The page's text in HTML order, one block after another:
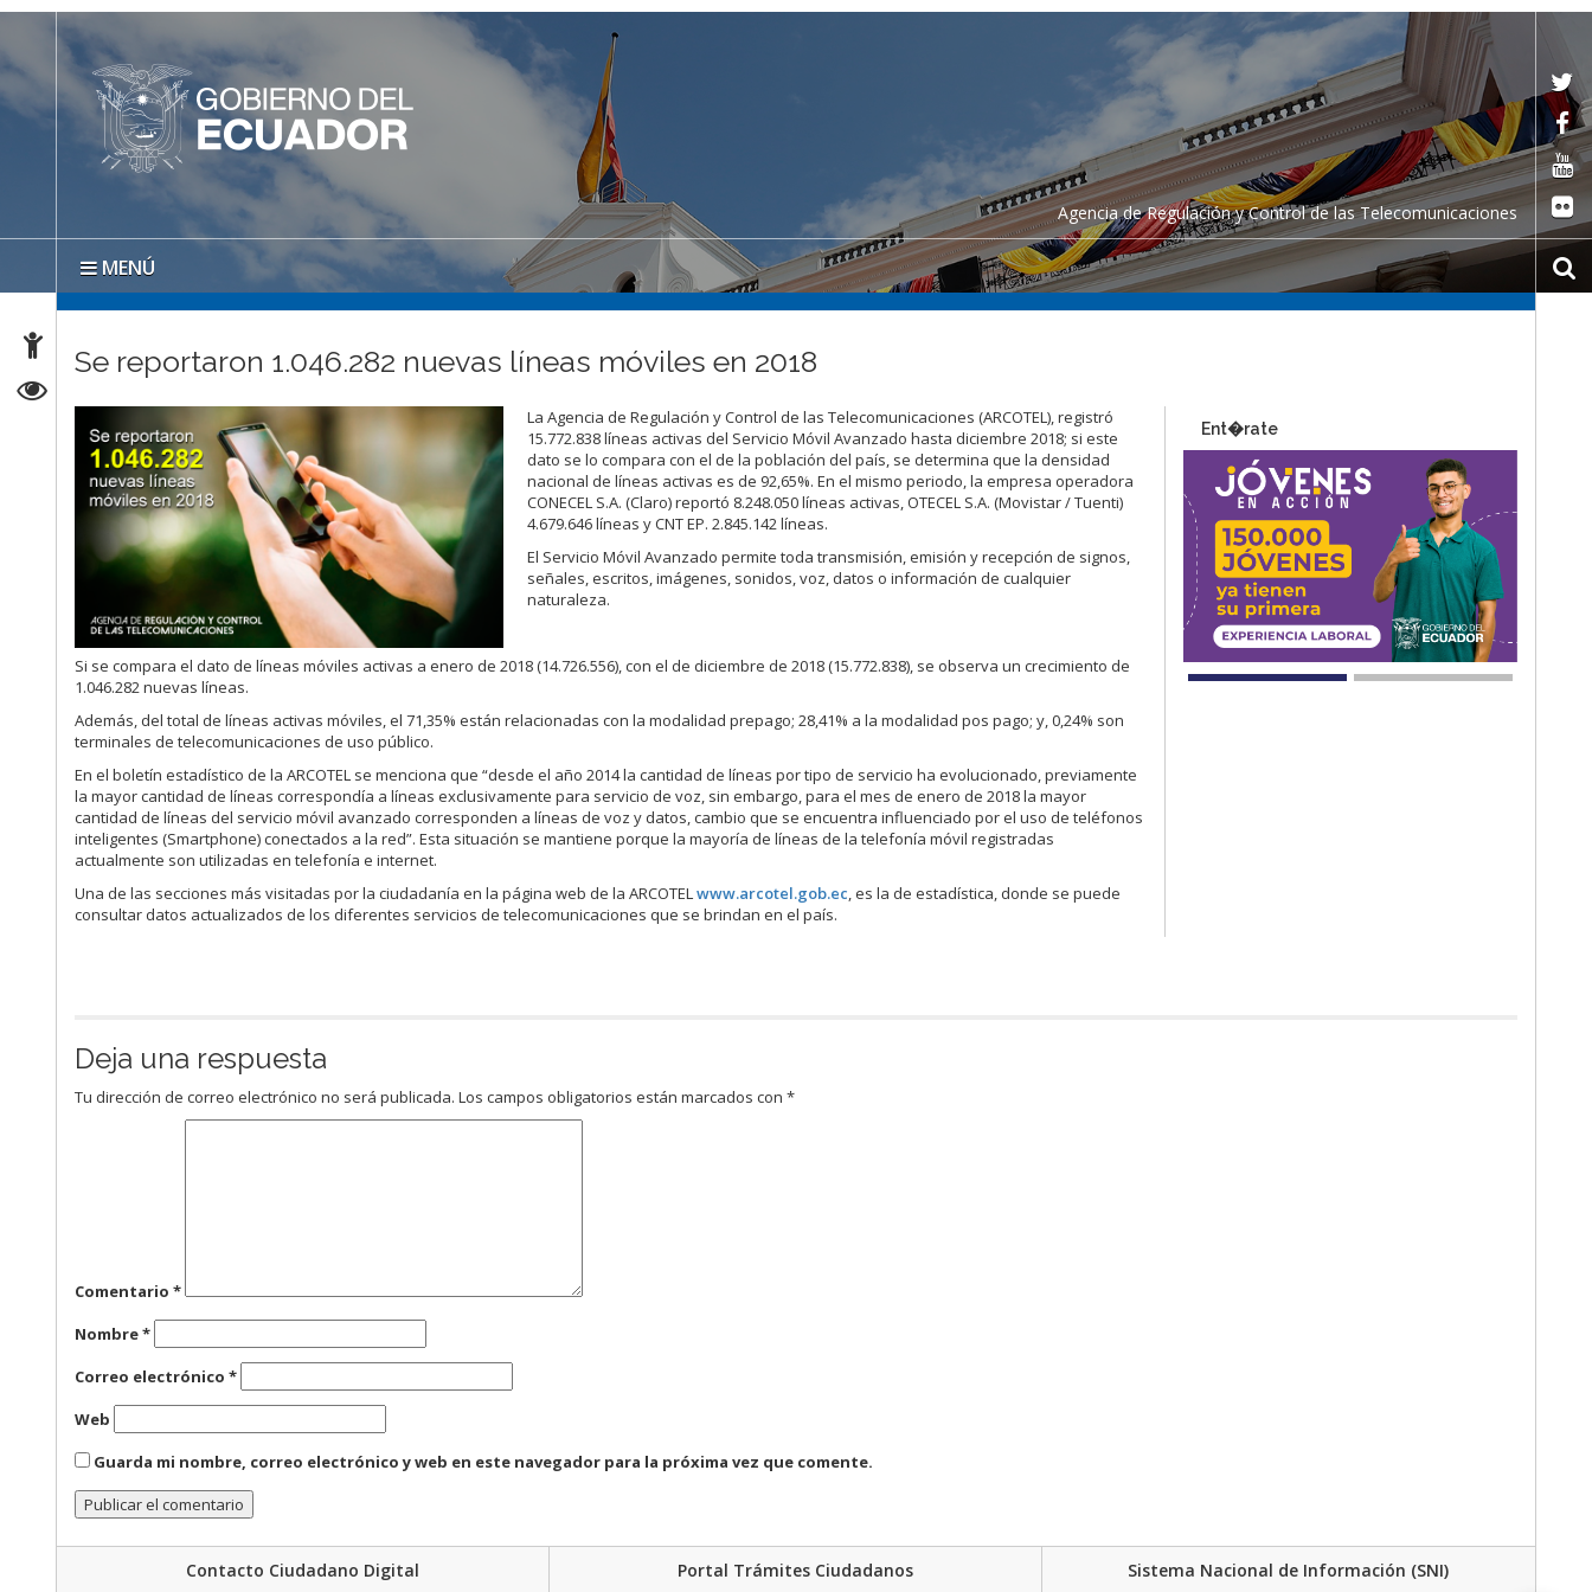
Agencia de Regulación y Control de las Telecomunicaciones
MENÚ
Se reportaron 1.046.282 nuevas líneas móviles en 2018
La Agencia de Regulación y Control de las Telecomunicaciones (ARCOTEL), registró
15.772.838 líneas activas del Servicio Móvil Avanzado hasta diciembre 2018; si este
dato se lo compara con el de la población del país, se determina que la densidad
nacional de líneas activas es de 92,65%. En el mismo periodo, la empresa operadora
CONECEL S.A. (Claro) reportó 8.248.050 líneas activas, OTECEL S.A. (Movistar / Tuenti)
4.679.646 líneas y CNT EP. 2.845.142 líneas.
El Servicio Móvil Avanzado permite toda transmisión, emisión y recepción de signos,
señales, escritos, imágenes, sonidos, voz, datos o información de cualquier
naturaleza.
Si se compara el dato de líneas móviles activas a enero de 2018 (14.726.556), con el de diciembre de 2018 (15.772.838), se observa un crecimiento de
1.046.282 nuevas líneas.
Además, del total de líneas activas móviles, el 71,35% están relacionadas con la modalidad prepago; 28,41% a la modalidad pos pago; y, 0,24% son
terminales de telecomunicaciones de uso público.
En el boletín estadístico de la ARCOTEL se menciona que “desde el año 2014 la cantidad de líneas por tipo de servicio ha evolucionado, previamente
la mayor cantidad de líneas correspondía a líneas exclusivamente para servicio de voz, sin embargo, para el mes de enero de 2018 la mayor
cantidad de líneas del servicio móvil avanzado corresponden a líneas de voz y datos, cambio que se encuentra influenciado por el uso de teléfonos
inteligentes (Smartphone) conectados a la red”. Esta situación se mantiene porque la mayoría de líneas de la telefonía móvil registradas
actualmente son utilizadas en telefonía e internet.
Una de las secciones más visitadas por la ciudadanía en la página web de la ARCOTELwww.arcotel.gob.ec, es la de estadística, donde se puede
consultar datos actualizados de los diferentes servicios de telecomunicaciones que se brindan en el país.
Ent�rate
Deja una respuesta
Tu dirección de correo electrónico no será publicada. Los campos obligatorios están marcados con*
Comentario*
Nombre*
Correo electrónico*
Web
Guarda mi nombre, correo electrónico y web en este navegador para la próxima vez que comente.
Contacto Ciudadano Digital Portal Trámites Ciudadanos Sistema Nacional de Información (SNI)